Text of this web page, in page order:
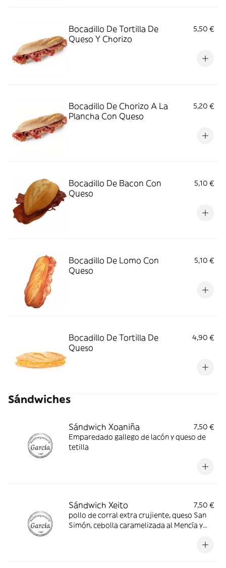
Bocadillo De Tortilla De
Queso Y Chorizo
5,50 €
Bocadillo De Chorizo A La
Plancha Con Queso
5,20 €
Bocadillo De Bacon Con
Queso
5,10 €
Bocadillo De Lomo Con
Queso
5,10 €
Bocadillo De Tortilla De
Queso
4,90 €
Sándwiches
Sándwich Xoaniña
7,50 €
Emparedado gallego de lacón y queso de
tetilla
Sándwich Xeito
7,50 €
pollo de corral extra crujiente, queso San
Simón, cebolla caramelizada al Mencía y